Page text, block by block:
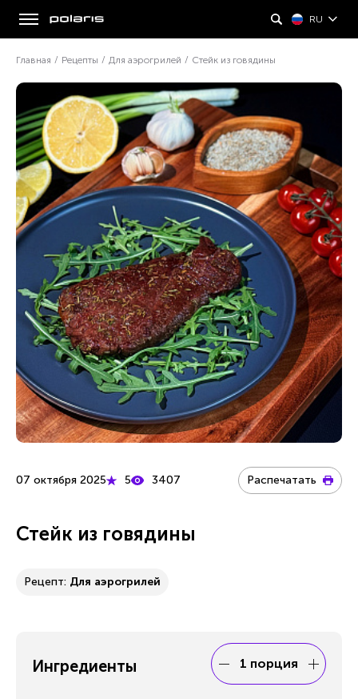
RU
Главная / Рецепты / Для аэрогрилей / Стейк из говядины
07 октября 2025 5 3407 Распечатать
Стейк из говядины
Рецепт: Для аэрогрилей
Ингредиенты 1 порция